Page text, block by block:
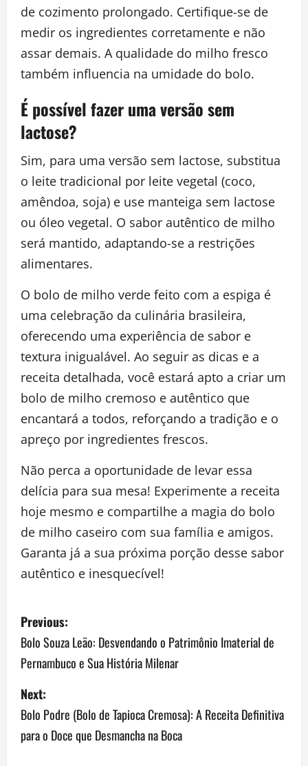
de cozimento prolongado. Certifique-se de
medir os ingredientes corretamente e não
assar demais. A qualidade do milho fresco
também influencia na umidade do bolo.
É possível fazer uma versão sem
lactose?
Sim, para uma versão sem lactose, substitua
o leite tradicional por leite vegetal (coco,
amêndoa, soja) e use manteiga sem lactose
ou óleo vegetal. O sabor autêntico de milho
será mantido, adaptando-se a restrições
alimentares.
O bolo de milho verde feito com a espiga é
uma celebração da culinária brasileira,
oferecendo uma experiência de sabor e
textura inigualável. Ao seguir as dicas e a
receita detalhada, você estará apto a criar um
bolo de milho cremoso e autêntico que
encantará a todos, reforçando a tradição e o
apreço por ingredientes frescos.
Não perca a oportunidade de levar essa
delícia para sua mesa! Experimente a receita
hoje mesmo e compartilhe a magia do bolo
de milho caseiro com sua família e amigos.
Garanta já a sua próxima porção desse sabor
autêntico e inesquecível!
P
o
s
t
n
Previous:
Bolo Souza Leão: Desvendando o Patrimônio Imaterial de
Pernambuco e Sua História Milenar
Next:
Bolo Podre (Bolo de Tapioca Cremosa): A Receita Definitiva
para o Doce que Desmancha na Boca